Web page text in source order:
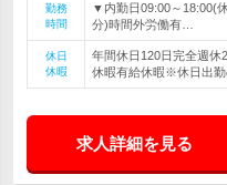
勤務
時間
▼内勤日09:00～18:00(
分)時間外労働有…
休日
休暇
年間休日120日完全週休
休暇有給休暇※休日出勤
求人詳細を見る